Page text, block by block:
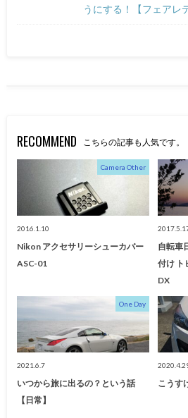
うにする！【フェアレ
RECOMMEND こちらの記事も人気です。
Camera Other
2016.1.10
Nikon アクセサリーシューカバー
ASC-01
自転車
付け ト
DX
One Day
2021.6.7
いつから旅に出るの？という話
【日常】
こうす